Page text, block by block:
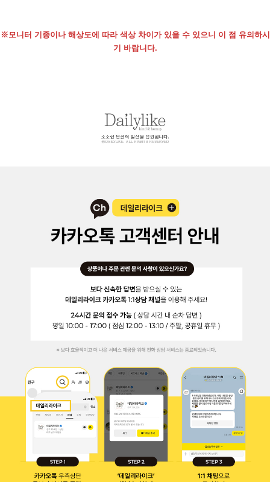
※모니터 기종이나 해상도에 따라 색상 차이가 있을 수 있으니 이 점 유의하시
기 바랍니다.